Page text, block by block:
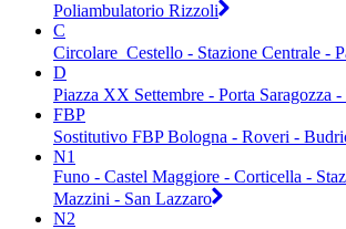
Poliambulatorio Rizzoli
C
Circolare_Cestello - Stazione Centrale -
D
Piazza XX Settembre - Porta Saragozza
FBP
Sostitutivo FBP Bologna - Roveri -
N1
Funo - Castel Maggiore - Corticella -
Mazzini - San Lazzaro
N2